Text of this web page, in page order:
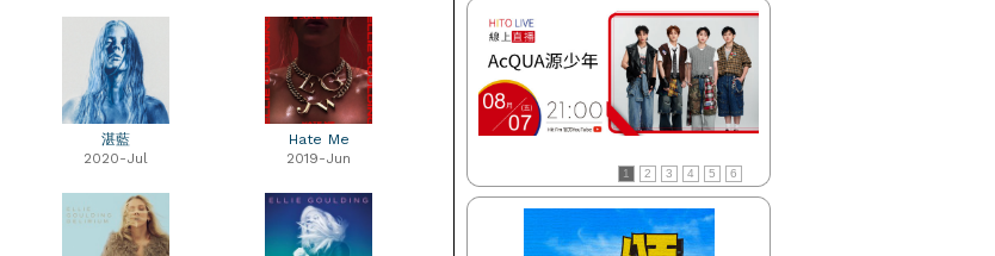
湛藍
2020-Jul
Hate Me
2019-Jun
活力DJ-阿娟
【Next】
(聯播)活力DJ-阿娟
(花東)
活力DJ-阿娟
【Next】
1 2 3 4 5 6